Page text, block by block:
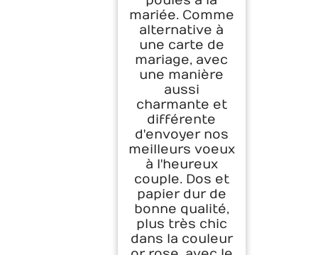
mariée. Comme
alternative à
une carte de
mariage, avec
une manière
aussi
charmante et
différente
d'envoyer nos
meilleurs voeux
à l'heureux
couple. Dos et
papier dur de
bonne qualité,
plus très chic
dans la couleur